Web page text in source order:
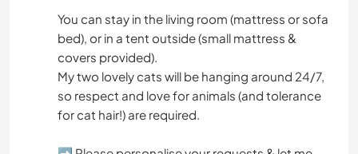
You can stay in the living room (mattress or sofa
bed), or in a tent outside (small mattress &
covers provided).
My two lovely cats will be hanging around 24/7,
so respect and love for animals (and tolerance
for cat hair!) are required.